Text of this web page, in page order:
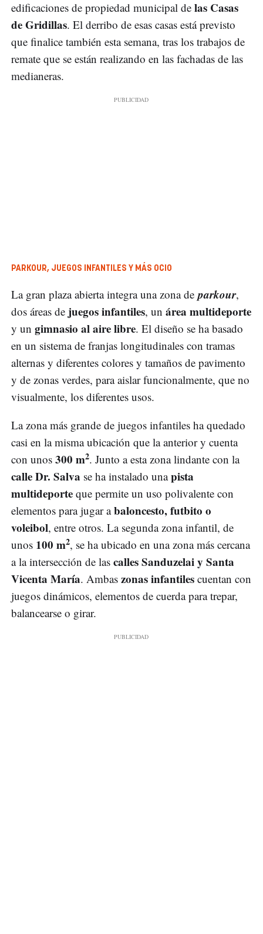
edificaciones de propiedad municipal de las Casas
de Gridillas. El derribo de esas casas está previsto
que finalice también esta semana, tras los trabajos de
remate que se están realizando en las fachadas de las
medianeras.
PARKOUR, JUEGOS INFANTILES Y MÁS OCIO
La gran plaza abierta integra una zona deparkour,
dos áreas de juegos infantiles, un área multideporte
y un gimnasio al aire libre. El diseño se ha basado
en un sistema de franjas longitudinales con tramas
alternas y diferentes colores y tamaños de pavimento
y de zonas verdes, para aislar funcionalmente, que no
visualmente, los diferentes usos.
La zona más grande de juegos infantiles ha quedado
casi en la misma ubicación que la anterior y cuenta
con unos 300 m2. Junto a esta zona lindante con la
calle Dr. Salva se ha instalado unapista
multideporte que permite un uso polivalente con
elementos para jugar abaloncesto, futbito o
voleibol, entre otros. La segunda zona infantil, de
unos 100 m2, se ha ubicado en una zona más cercana
a la intersección de las calles Sanduzelai y Santa
Vicenta María. Ambas zonas infantiles cuentan con
juegos dinámicos, elementos de cuerda para trepar,
balancearse o girar.